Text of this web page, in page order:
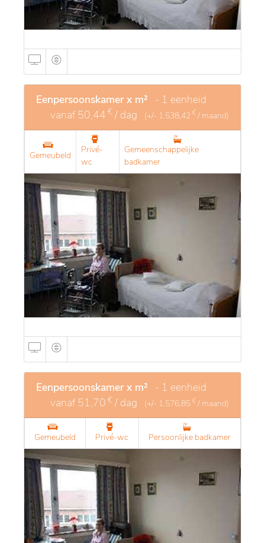
Eenpersoonskamer x m² - 1 eenheid
vanaf 50,44 € / dag (+/- 1.538,42 € / maand)
Gemeubeld
Privé-
wc
Gemeenschappelijke
badkamer
Eenpersoonskamer x m² - 1 eenheid
vanaf 51,70 € / dag (+/- 1.576,85 € / maand)
Gemeubeld Privé-wc Persoonlijke badkamer